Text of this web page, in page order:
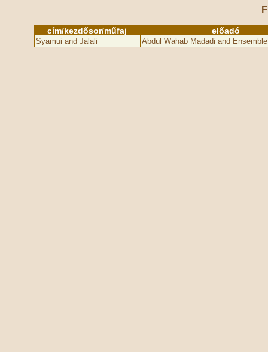
cím/kezdősor/műfaj előadó
Syamui and Jalali Abdul Wahab Madadi and Ensemble